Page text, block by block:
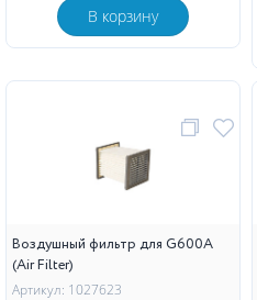
В корзину
Воздушный фильтр для G600A
(Air Filter)
Артикул: 1027623